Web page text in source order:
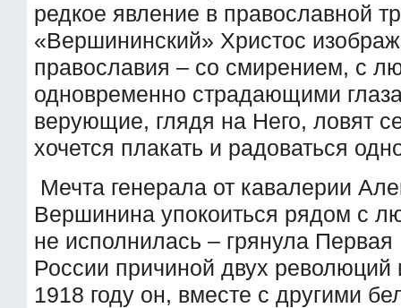
редкое явление в православной
«Вершининский» Христос
православия – со смирением, с
одновременно страдающими
верующие, глядя на Него, ловят
хочется плакать и радоваться
Мечта генерала от кавалерии
Вершинина упокоиться рядом с
не исполнилась – грянула
России причиной двух
1918 году он, вместе с другими